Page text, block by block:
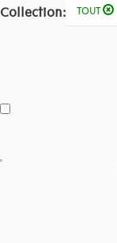
Collection: TOUT